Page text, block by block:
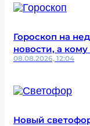
Гороскоп на
новости, а
08.08.2026, 12:04
Новый